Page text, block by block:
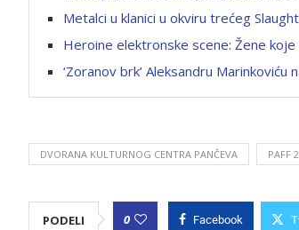
Metalci u klanici u okviru trećeg
Heroine elektronske scene: Žene
‘Zoranov brk’ Aleksandru Marinkoviću
DVORANA KULTURNOG CENTRA PANČEVA PAFF
PODELI 0 Facebook